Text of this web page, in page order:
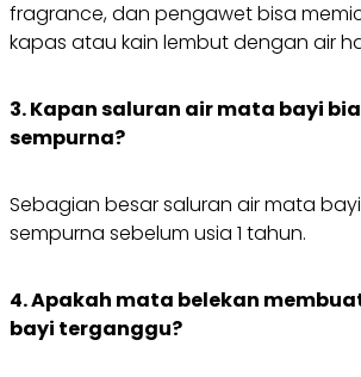
fragrance, dan pengawet bisa
kapas atau kain lembut dengan air
3. Kapan saluran air mata bayi
sempurna?
Sebagian besar saluran air mata
sempurna sebelum usia 1 tahun.
4. Apakah mata belekan
bayi terganggu?